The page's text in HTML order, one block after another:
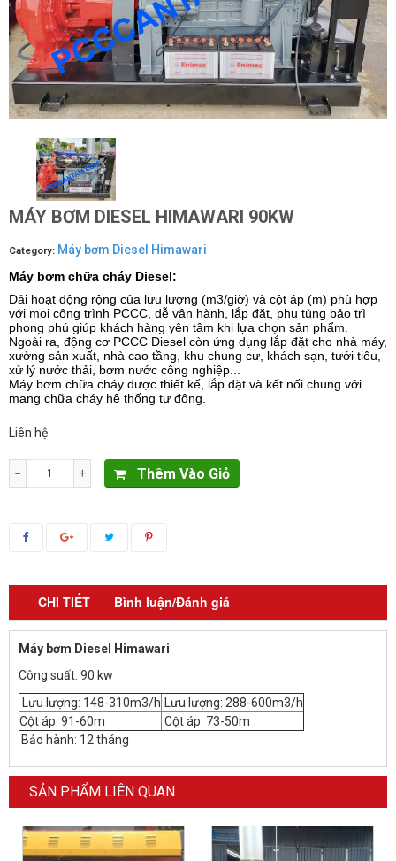
MÁY BƠM DIESEL HIMAWARI 90KW
Category: Máy bơm Diesel Himawari
Máy bơm chữa cháy Diesel:
Dải hoạt động rộng của lưu lượng (m3/giờ) và cột áp (m) phù hợp
với mọi công trình PCCC, dễ vận hành, lắp đặt, phụ tùng bảo trì
phong phú giúp khách hàng yên tâm khi lựa chọn sản phẩm.
Ngoài ra, động cơ PCCC Diesel còn ứng dụng lắp đặt cho nhà máy,
xưởng sản xuất, nhà cao tầng, khu chung cư, khách sạn, tưới tiêu,
xử lý nước thải, bơm nước công nghiệp...
Máy bơm chữa cháy được thiết kế, lắp đặt và kết nối chung với
mạng chữa cháy hệ thống tự động.
Liên hệ
− + Thêm Vào Giỏ
CHI TIẾT Bình luận/Đánh giá
Máy bơm Diesel Himawari
Công suất: 90 kw
Lưu lượng: 148-310m3/h Lưu lượng: 288-600m3/h
Cột áp: 91-60m
Cột áp: 73-50m
Bảo hành: 12 tháng
SẢN PHẨM LIÊN QUAN